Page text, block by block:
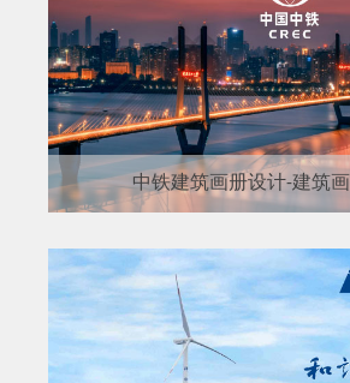
中铁建筑画册设计-建筑